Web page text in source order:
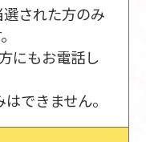
された方のみ
にもお電話し
できません。